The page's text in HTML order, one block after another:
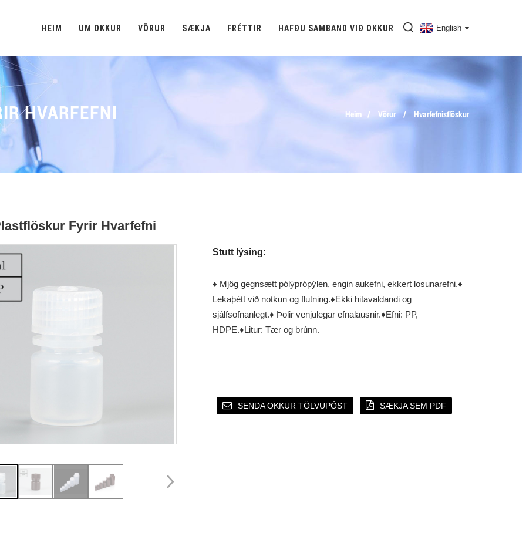
HEIM UM OKKUR VÖRUR SÆKJA FRÉTTIR HAFÐU SAMBAND VIÐ OKKUR English
HVARFEFNI Heim Vörur Hvarfefnisflöskur
Fyrir Hvarfefni
Stutt lýsing:
♦ Mjög gegnsætt pólýprópýlen, engin aukefni, ekkert losunarefni.♦
Lekaþétt við notkun og flutning.♦Ekki hitavaldandi og
sjálfsofnanlegt.♦ Þolir venjulegar efnalausnir.♦Efni: PP,
HDPE.♦Litur: Tær og brúnn.
SENDA OKKUR TÖLVUPÓST SÆKJA SEM PDF